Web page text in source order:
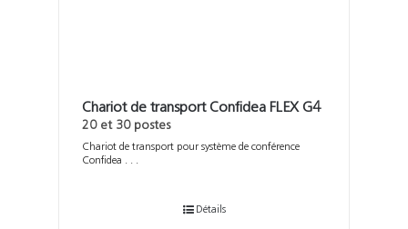
Chariot de transport Confidea FLEX G4
20 et 30 postes
Chariot de transport pour système de conférence
Confidea . . .
Détails